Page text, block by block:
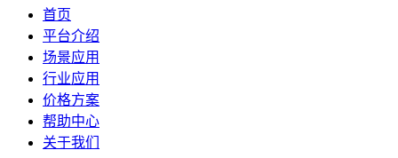
首页
平台介绍
场景应用
行业应用
价格方案
帮助中心
关于我们